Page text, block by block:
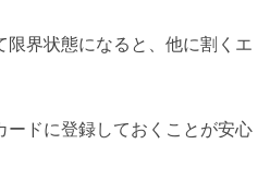
限界状態になると、他に割くエ
ードに登録しておくことが安心